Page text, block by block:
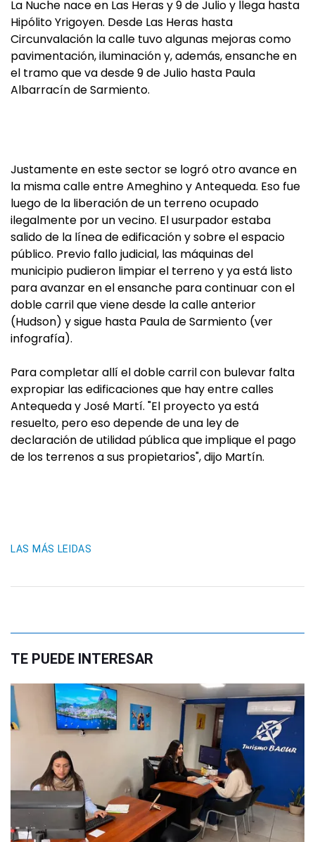
La Nuche nace en Las Heras y 9 de Julio y llega hasta
Hipólito Yrigoyen. Desde Las Heras hasta
Circunvalación la calle tuvo algunas mejoras como
pavimentación, iluminación y, además, ensanche en
el tramo que va desde 9 de Julio hasta Paula
Albarracín de Sarmiento.
Justamente en este sector se logró otro avance en
la misma calle entre Ameghino y Antequeda. Eso fue
luego de la liberación de un terreno ocupado
ilegalmente por un vecino. El usurpador estaba
salido de la línea de edificación y sobre el espacio
público. Previo fallo judicial, las máquinas del
municipio pudieron limpiar el terreno y ya está listo
para avanzar en el ensanche para continuar con el
doble carril que viene desde la calle anterior
(Hudson) y sigue hasta Paula de Sarmiento (ver
infografía).
Para completar allí el doble carril con bulevar falta
expropiar las edificaciones que hay entre calles
Antequeda y José Martí. "El proyecto ya está
resuelto, pero eso depende de una ley de
declaración de utilidad pública que implique el pago
de los terrenos a sus propietarios", dijo Martín.
LAS MÁS LEIDAS
TE PUEDE INTERESAR